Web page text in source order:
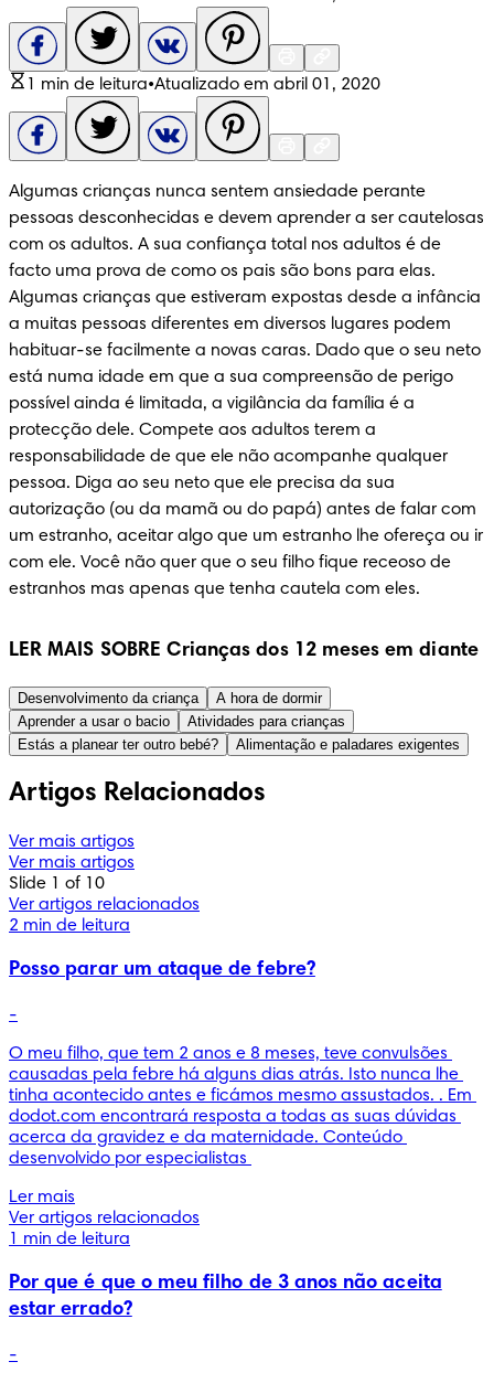
1 min de leitura•Atualizado em abril 01, 2020
Algumas crianças nunca sentem ansiedade perante
pessoas desconhecidas e devem aprender a ser cautelosas
com os adultos. A sua confiança total nos adultos é de
facto uma prova de como os pais são bons para elas.
Algumas crianças que estiveram expostas desde a infância
a muitas pessoas diferentes em diversos lugares podem
habituar-se facilmente a novas caras. Dado que o seu neto
está numa idade em que a sua compreensão de perigo
possível ainda é limitada, a vigilância da família é a
protecção dele. Compete aos adultos terem a
responsabilidade de que ele não acompanhe qualquer
pessoa. Diga ao seu neto que ele precisa da sua
autorização (ou da mamã ou do papá) antes de falar com
um estranho, aceitar algo que um estranho lhe ofereça ou ir
com ele. Você não quer que o seu filho fique receoso de
estranhos mas apenas que tenha cautela com eles.
LER MAIS SOBRE Crianças dos 12 meses em diante
Desenvolvimento da criança
A hora de dormir
Aprender a usar o bacio
Atividades para crianças
Estás a planear ter outro bebé?
Alimentação e paladares exigentes
Artigos Relacionados
Ver mais artigos
Ver mais artigos
Slide 1 of 10
Ver artigos relacionados
2 min de leitura
Posso parar um ataque de febre?
-
O meu filho, que tem 2 anos e 8 meses, teve convulsões
causadas pela febre há alguns dias atrás. Isto nunca lhe
tinha acontecido antes e ficámos mesmo assustados. . Em
dodot.com encontrará resposta a todas as suas dúvidas
acerca da gravidez e da maternidade. Conteúdo
desenvolvido por especialistas
Ler mais
Ver artigos relacionados
1 min de leitura
Por que é que o meu filho de 3 anos não aceita
estar errado?
-